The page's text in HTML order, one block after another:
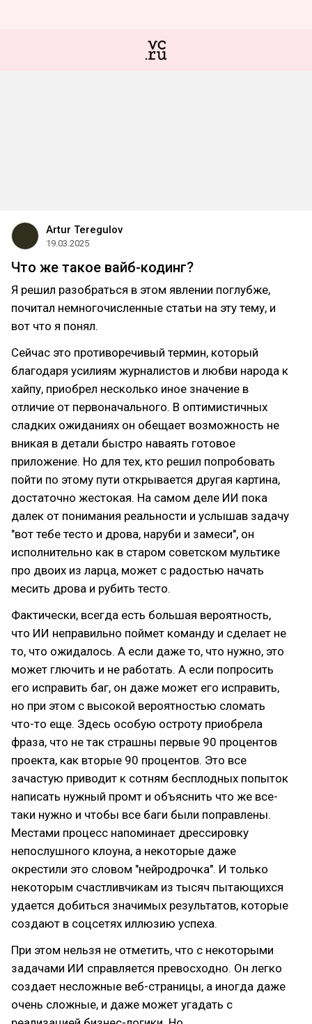
Artur Teregulov
19.03.2025
Что же такое вайб-кодинг?
Я решил разобраться в этом явлении поглубже,
почитал немногочисленные статьи на эту тему, и
вот что я понял.
Сейчас это противоречивый термин, который
благодаря усилиям журналистов и любви народа к
хайпу, приобрел несколько иное значение в
отличие от первоначального. В оптимистичных
сладких ожиданиях он обещает возможность не
вникая в детали быстро наваять готовое
приложение. Но для тех, кто решил попробовать
пойти по этому пути открывается другая картина,
достаточно жестокая. На самом деле ИИ пока
далек от понимания реальности и услышав задачу
"вот тебе тесто и дрова, наруби и замеси", он
исполнительно как в старом советском мультике
про двоих из ларца, может с радостью начать
месить дрова и рубить тесто.
Фактически, всегда есть большая вероятность,
что ИИ неправильно поймет команду и сделает не
то, что ожидалось. А если даже то, что нужно, это
может глючить и не работать. А если попросить
его исправить баг, он даже может его исправить,
но при этом с высокой вероятностью сломать
что-то еще. Здесь особую остроту приобрела
фраза, что не так страшны первые 90 процентов
проекта, как вторые 90 процентов. Это все
зачастую приводит к сотням бесплодных попыток
написать нужный промт и объяснить что же все-
таки нужно и чтобы все баги были поправлены.
Местами процесс напоминает дрессировку
непослушного клоуна, а некоторые даже
окрестили это словом "нейродрочка". И только
некоторым счастливчикам из тысяч пытающихся
удается добиться значимых результатов, которые
создают в соцсетях иллюзию успеха.
При этом нельзя не отметить, что с некоторыми
задачами ИИ справляется превосходно. Он легко
создает несложные веб-страницы, а иногда даже
очень сложные, и даже может угадать с